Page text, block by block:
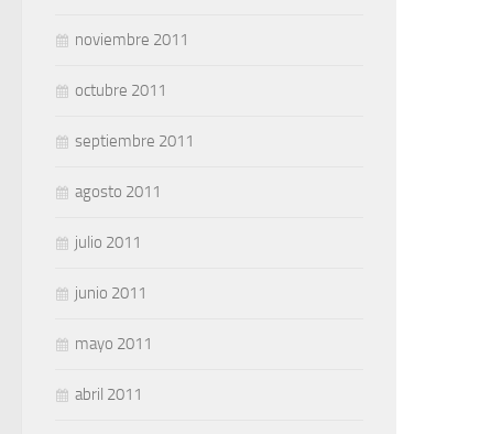
noviembre 2011
octubre 2011
septiembre 2011
agosto 2011
julio 2011
junio 2011
mayo 2011
abril 2011